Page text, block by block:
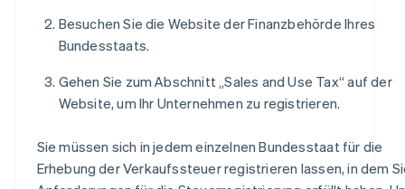
Besuchen Sie die Website der Finanzbehörde Ihres
Bundesstaats.
Gehen Sie zum Abschnitt „Sales and Use Tax“ auf der
Website, um Ihr Unternehmen zu registrieren.
Sie müssen sich in jedem einzelnen Bundesstaat für die
Erhebung der Verkaufssteuer registrieren lassen, in dem